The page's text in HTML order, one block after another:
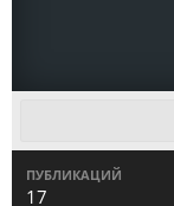
ПУБЛИКАЦИЙ
17